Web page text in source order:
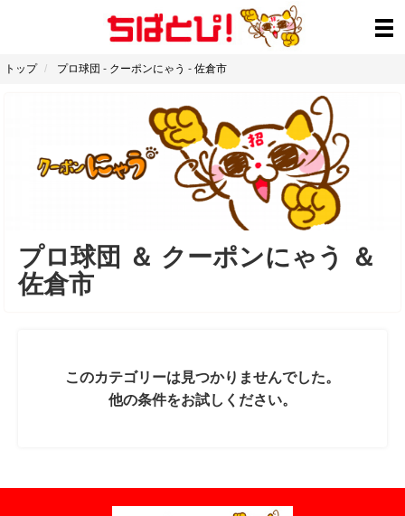
トップ プロ球団 - クーポンにゃう - 佐倉市
プロ球団 ＆ クーポンにゃう
＆
佐倉市
このカテゴリーは見つかりませんでした。
他の条件をお試しください。